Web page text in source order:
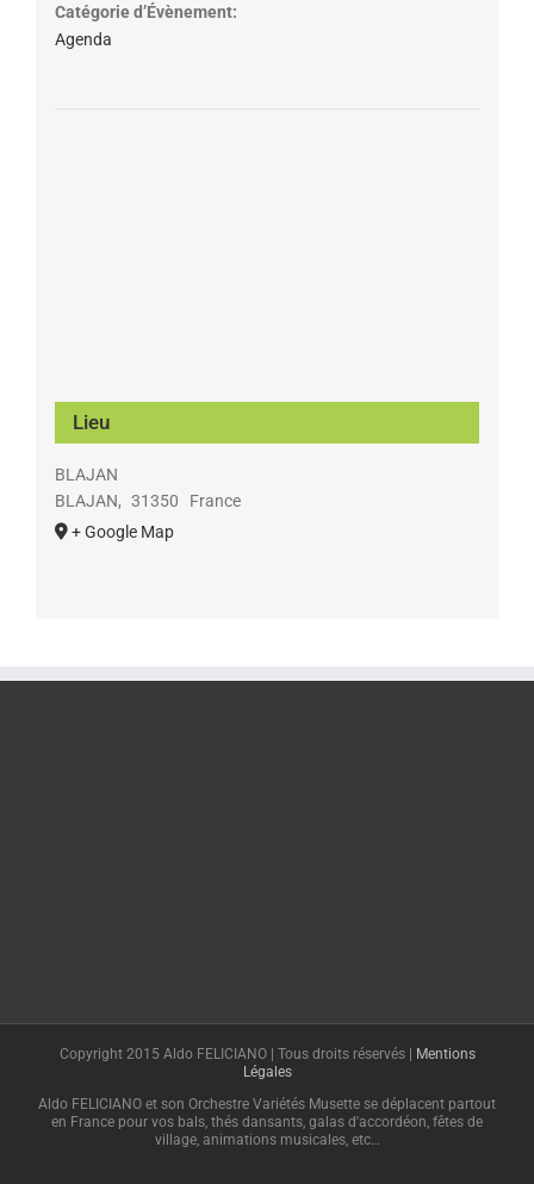
Catégorie d’Évènement:
Agenda
Lieu
BLAJAN
BLAJAN, 31350
France
+ Google Map
Copyright 2015 Aldo FELICIANO | Tous droits réservés |
Mentions
Légales
Aldo FELICIANO et son Orchestre Variétés Musette se déplacent partout
en France pour vos bals, thés dansants, galas d'accordéon, fêtes de
village, animations musicales, etc…